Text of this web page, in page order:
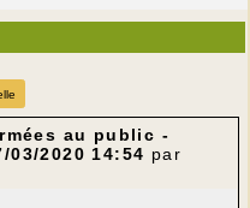
au public -
03/2020 14:54 par